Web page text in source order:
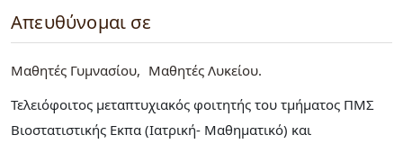
Απευθύνομαι σε
Μαθητές Γυμνασίου
Μαθητές Λυκείου
Τελειόφοιτος μεταπτυχιακός φοιτητής του τμήματος ΠΜΣ
Βιοστατιστικής Εκπα (Ιατρική- Μαθηματικό) και